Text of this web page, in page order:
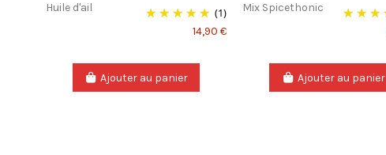
Huile d'ail (1)
14,90 €
Ajouter au panier
Mix Spicethonic
Ajouter au panier